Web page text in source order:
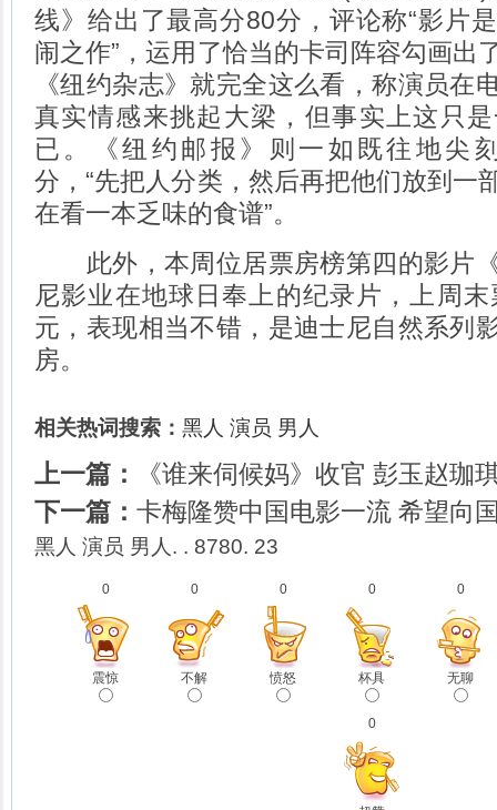
线》给出了最高分80分，评论称“影片
闹之作”，运用了恰当的卡司阵容勾画出
《纽约杂志》就完全这么看，称演员在
真实情感来挑起大梁，但事实上这只
已。《纽约邮报》则一如既往地尖
分，“先把人分类，然后再把他们放到一
在看一本乏味的食谱”。
此外，本周位居票房榜第四的影片
尼影业在地球日奉上的纪录片，上周
元，表现相当不错，是迪士尼自然系列
房。
相关热词搜索： 黑人 演员 男人
上一篇：
《谁来伺候妈》收官 彭玉赵珈
下一篇： 卡梅隆赞中国电影一流 希望向
黑人 演员 男人. . 8780. 23
0
震惊
0
不解
0
愤怒
0
杯具
0
无聊
0